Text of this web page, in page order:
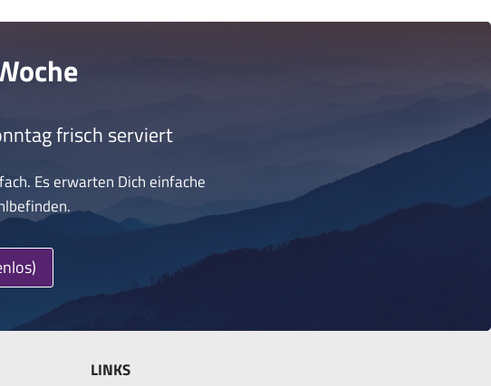
frisch serviert
Es erwarten Dich einfache
LINKS